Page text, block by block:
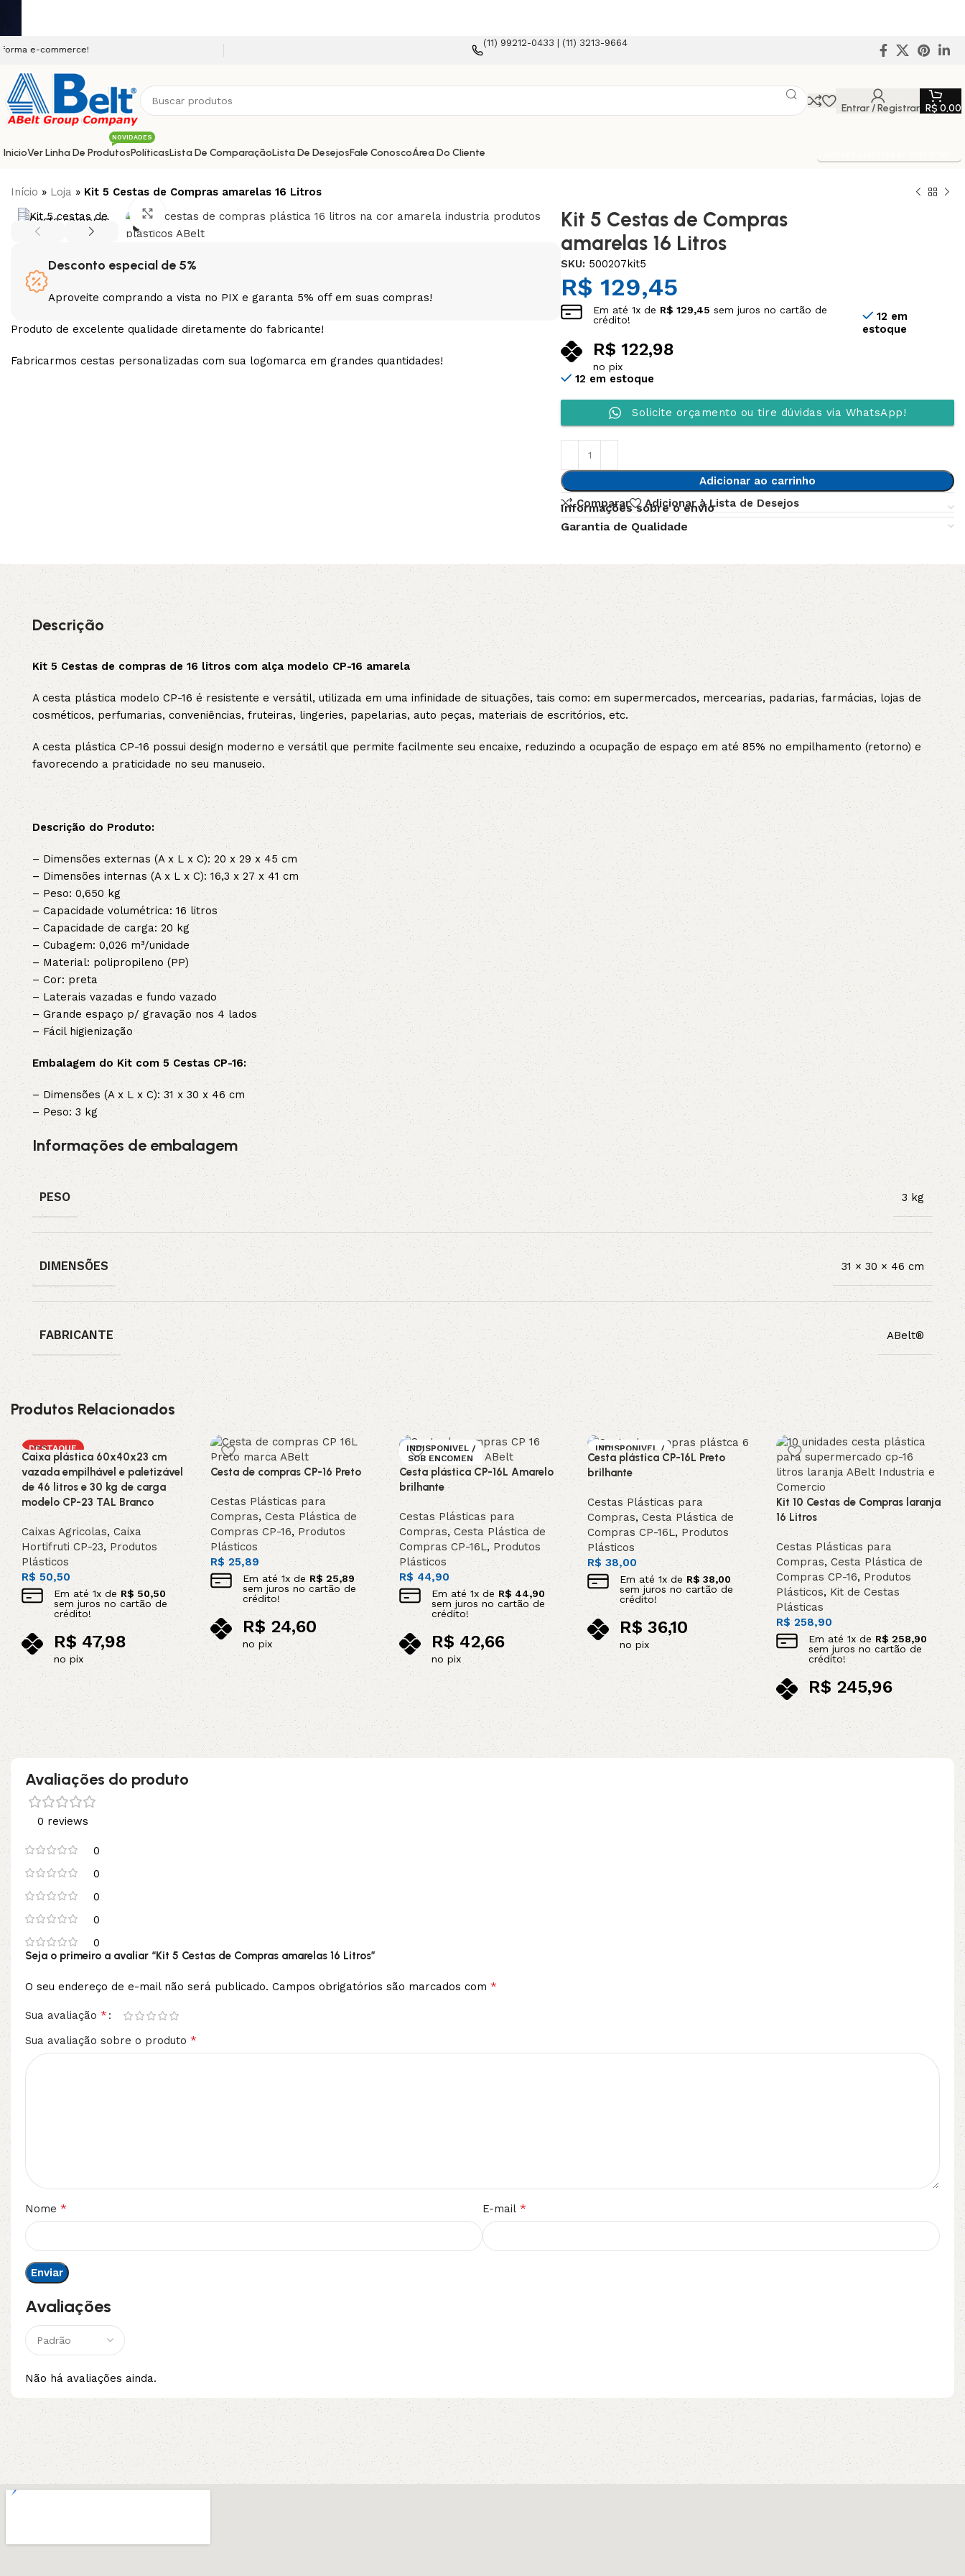
(11) 99212-0433 | (11) 3213-9664
Entrar / Registrar R$ 0,00
InicioVer Linha De Produtos
NOVIDADES
3L 3VX 5V 5VX AA AVX
A AX B BX C CC
CX D PJ PJ PK PK
PL SPA SPB SPZ
XPA XPB XPZ ZX
PolíticasLista De ComparaçãoLista De DesejosFale ConoscoÁrea Do Cliente
Início » Loja » Kit 5 Cestas de Compras amarelas 16 Litros
Clique para ampliar
Desconto especial de 5%
Aproveite comprando a vista no PIX e garanta 5% off em suas compras!
Produto de excelente qualidade diretamente do fabricante!
Fabricarmos cestas personalizadas com sua logomarca em grandes quantidades!
Kit 5 Cestas de Compras
amarelas 16 Litros
SKU: 500207kit5
R$ 129,45
Em até1x de R$ 129,45 sem juros no cartão de
crédito!
R$ 122,98
no pix
12 em
estoque
12 em estoque
Solicite orçamento ou tire dúvidas via WhatsApp!
Adicionar ao carrinho
Comparar
Adicionar à Lista de Desejos
Informações sobre o envio
Garantia de Qualidade
Descrição
Kit 5 Cestas de compras de 16 litros com alça modelo CP-16 amarela
A cesta plástica modelo CP-16 é resistente e versátil, utilizada em uma infinidade de situações, tais como: em supermercados, mercearias, padarias, farmácias, lojas de
cosméticos, perfumarias, conveniências, fruteiras, lingeries, papelarias, auto peças, materiais de escritórios, etc.
A cesta plástica CP-16 possui design moderno e versátil que permite facilmente seu encaixe, reduzindo a ocupação de espaço em até 85% no empilhamento (retorno) e
favorecendo a praticidade no seu manuseio.
Descrição do Produto:
– Dimensões externas (A x L x C): 20 x 29 x 45 cm
– Dimensões internas (A x L x C): 16,3 x 27 x 41 cm
– Peso: 0,650 kg
– Capacidade volumétrica: 16 litros
– Capacidade de carga: 20 kg
– Cubagem: 0,026 m³/unidade
– Material: polipropileno (PP)
– Cor: preta
– Laterais vazadas e fundo vazado
– Grande espaço p/ gravação nos 4 lados
– Fácil higienização
Embalagem do Kit com 5 Cestas CP-16:
– Dimensões (A x L x C): 31 x 30 x 46 cm
– Peso: 3 kg
Informações de embalagem
PESO 3 kg
DIMENSÕES 31 × 30 × 46 cm
FABRICANTE ABelt®
Produtos Relacionados
DESTAQUE
Caixa plástica 60x40x23 cm
vazada empilhável e paletizável
de 46 litros e 30 kg de carga
modelo CP-23 TAL Branco
Caixas Agricolas, Caixa
Hortifruti CP-23, Produtos
Plásticos
R$ 50,50
Em até1x de R$ 50,50
sem juros no cartão de
crédito!
R$ 47,98
no pix
Adicionar ao carrinho
Cesta de compras CP-16 Preto
Cestas Plásticas para
Compras, Cesta Plástica de
Compras CP-16, Produtos
Plásticos
R$ 25,89
Em até1x de R$ 25,89
sem juros no cartão de
crédito!
R$24,60
no pix
Adicionar ao carrinho
INDISPONIVEL /
SOB ENCOMEN
DA
Cesta plástica CP-16L Amarelo
brilhante
Cestas Plásticas para
Compras, Cesta Plástica de
Compras CP-16L,Produtos
Plásticos
R$ 44,90
Em até1x de R$ 44,90
sem juros no cartão de
crédito!
R$42,66
no pix
Leia mais
INDISPONIVEL /
SOB ENCOMEN
DA
Cesta plástica CP-16L Preto
brilhante
Cestas Plásticas para
Compras,Cesta Plástica de
Compras CP-16L, Produtos
Plásticos
R$38,00
Em até1x deR$ 38,00
sem juros no cartão de
crédito!
R$ 36,10
no pix
Leia mais
Kit 10 Cestas de Compras laranja
16 Litros
Cestas Plásticas para
Compras,Cesta Plástica de
Compras CP-16, Produtos
Plásticos, Kit de Cestas
Plásticas
R$258,90
Em até1x de R$ 258,90
sem juros no cartão de
crédito!
R$245,96
no pix
Adicionar ao carrinho
Avaliações do produto
0 reviews
0
0
0
0
0
Avaliações
Não há avaliações ainda.
Seja o primeiro a avaliar “Kit 5 Cestas de Compras amarelas 16 Litros”
O seu endereço de e-mail não será publicado. Campos obrigatórios são marcados com *
Sua avaliação *
Sua avaliação sobre o produto *
Nome * E-mail *